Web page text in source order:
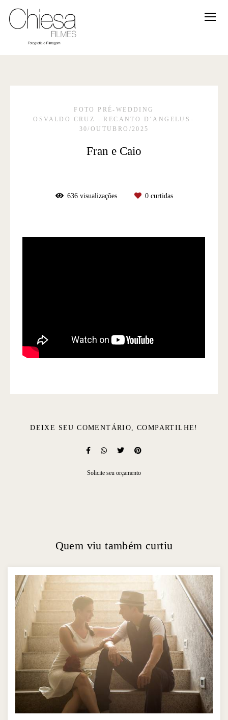
FOTO PRÉ-WEDDING
OSVALDO CRUZ - RECANTO D´ANGELUS
30/OUTUBRO/2025
Fran e Caio
636visualizações 0curtidas
DEIXE SEU COMENTÁRIO, COMPARTILHE!
Solicite seu orçamento
Quem viu também curtiu